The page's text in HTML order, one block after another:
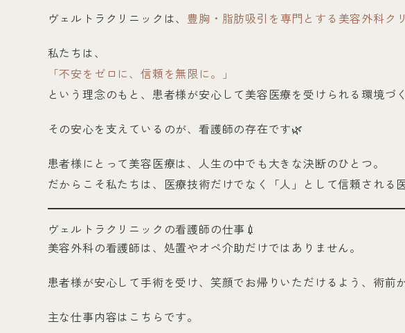
ヴェルトラクリニックは、 豊胸・脂肪吸引を専門とする美容外科ク
私たちは、
「不安をゼロに、信頼を無限に。」
という理念のもと、患者様が安心して美容医療を受けられる環境づ
その安心を支えているのが、看護師の存在です🌿
患者様にとって美容医療は、人生の中でも大きな決断のひとつ。
だからこそ私たちは、医療技術だけでなく「人」として信頼される
ヴェルトラクリニックの看護師の仕事💉
美容外科の看護師は、処置やオペ介助だけではありません。
患者様が安心して手術を受け、笑顔でお帰りいただけるよう、術前
主な仕事内容はこちらです。